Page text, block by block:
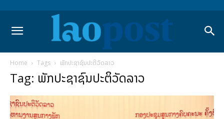
Home Tags ພັກປະຊາຊົນປະຕິວັດລາວ
Tag: ພັກປະຊາຊົນປະຕິວັດລາວ